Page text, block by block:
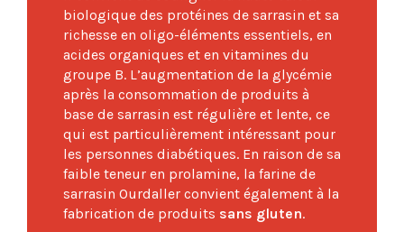
biologique des protéines de sarrasin et sa
richesse en oligo-éléments essentiels, en
acides organiques et en vitamines du
groupe B. L’augmentation de la glycémie
après la consommation de produits à
base de sarrasin est régulière et lente, ce
qui est particulièrement intéressant pour
les personnes diabétiques. En raison de sa
faible teneur en prolamine, la farine de
sarrasin Ourdaller convient également à la
fabrication de produits sans gluten.